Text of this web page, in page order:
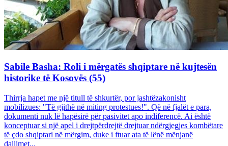
Sabile Basha: Roli i mërgatës shqiptare në kujtesën
historike të Kosovës (55)
Thirrja hapet me një titull të shkurtër, por jashtëzakonisht
mobilizues: "Të gjithë në miting protestues!". Që në fjalët e para,
dokumenti nuk lë hapësirë për pasivitet apo indiferencë. Ai është
konceptuar si një apel i drejtpërdrejtë drejtuar ndërgjegjes kombëtare
të çdo shqiptari në mërgim, duke i ftuar ata të lënë mënjanë
dallimet...